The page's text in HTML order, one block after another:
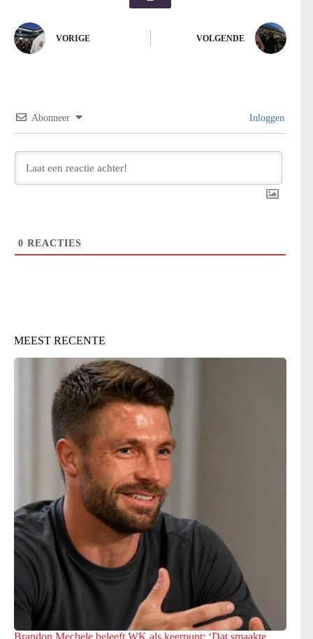
VORIGE VOLGENDE
Abonneer Inloggen
0 REACTIES
MEEST RECENTE
Brandon Mechele beleeft WK als keerpunt: ‘Dat smaakte